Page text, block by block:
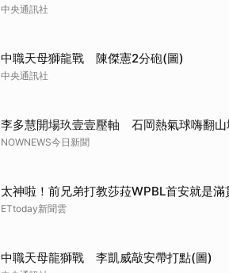
中央通訊社
中職天母獅龍戰 陳傑憲2分砲(圖)
中央通訊社
李多慧開場玖壹壹壓軸 石岡熱氣球嗨翻山
NOWNEWS今日新聞
太神啦！前兄弟打教莎菈WPBL首安就是
ETtoday新聞雲
中職天母龍獅戰 李凱威敲安帶打點(圖)